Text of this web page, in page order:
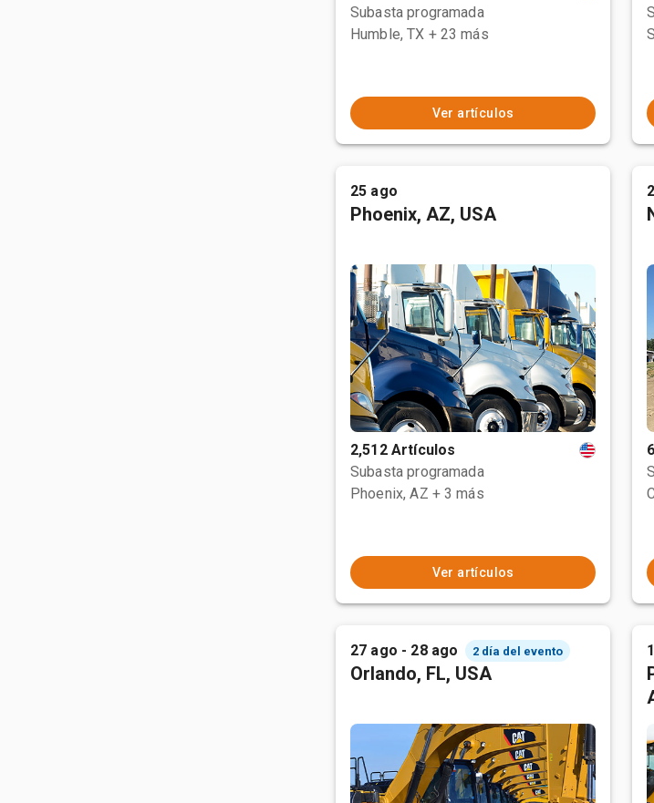
Subasta programada
Humble, TX + 23 más
Ver artículos
25 ago
Phoenix, AZ, USA
2,512 Artículos
Subasta programada
Phoenix, AZ + 3 más
Ver artículos
27 ago - 28 ago 2 día del evento
Orlando, FL, USA